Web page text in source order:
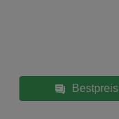
Bestpreis